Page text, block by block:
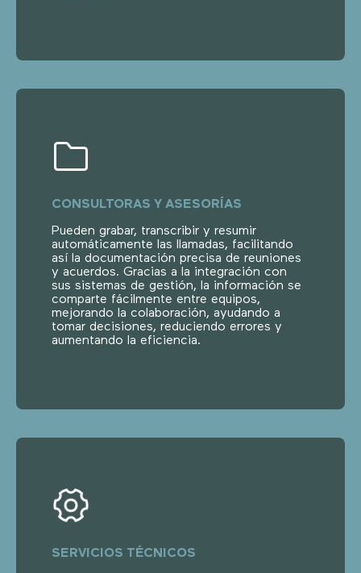
CONSULTORAS Y ASESORÍAS
Pueden grabar, transcribir y resumir
automáticamente las llamadas, facilitando
así la documentación precisa de reuniones
y acuerdos. Gracias a la integración con
sus sistemas de gestión, la información se
comparte fácilmente entre equipos,
mejorando la colaboración, ayudando a
tomar decisiones, reduciendo errores y
aumentando la eficiencia.
SERVICIOS TÉCNICOS